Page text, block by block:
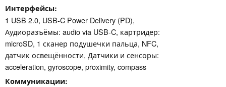
Интерфейсы
1 USB 2.0, USB-C Power Delivery (PD),
Аудиоразъёмы: audio via USB-C, картридер:
microSD, 1 сканер подушечки пальца, NFC,
датчик освещённости, Датчики и сенсоры:
acceleration, gyroscope, proximity, compass
Коммуникации